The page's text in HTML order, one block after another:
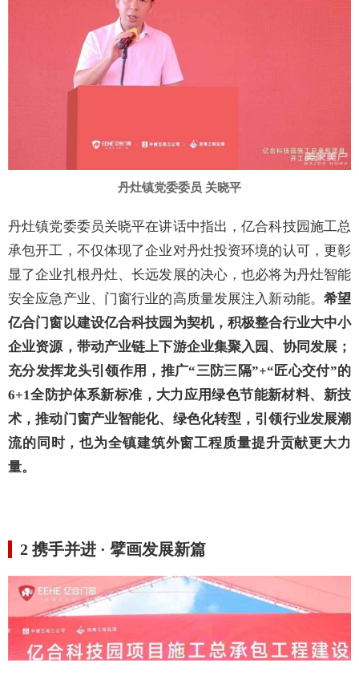
丹灶镇党委委员 关晓平
丹灶镇党委委员关晓平在讲话中指出，亿合科技园施工总
承包开工，不仅体现了企业对丹灶投资环境的认可，更彰
显了企业扎根丹灶、长远发展的决心，也必将为丹灶智能
安全应急产业、门窗行业的高质量发展注入新动能。 希望
亿合门窗以建设亿合科技园为契机，积极整合行业大中小
企业资源，带动产业链上下游企业集聚入园、协同发展；
充分发挥龙头引领作用，推广“三防三隔”+“匠心交付”的
6+1全防护体系新标准，大力应用绿色节能新材料、新技
术，推动门窗产业智能化、绿色化转型，引领行业发展潮
流的同时，也为全镇建筑外窗工程质量提升贡献更大力
量。
2 携手并进 · 擘画发展新篇